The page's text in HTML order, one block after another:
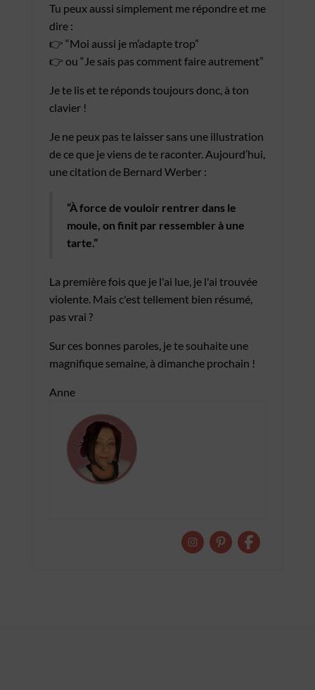
Tu peux aussi simplement me répondre et me
dire :
👉 “Moi aussi je m’adapte trop”
👉 ou “Je sais pas comment faire autrement”
Je te lis et te réponds toujours donc, à ton
clavier !
Je ne peux pas te laisser sans une illustration
de ce que je viens de te raconter. Aujourd’hui,
une citation de Bernard Werber :
“À force de vouloir rentrer dans le
moule, on finit par ressembler à une
tarte.”
La première fois que je l'ai lue, je l'ai trouvée
violente. Mais c'est tellement bien résumé,
pas vrai ?
Sur ces bonnes paroles, je te souhaite une
magnifique semaine, à dimanche prochain !
Anne